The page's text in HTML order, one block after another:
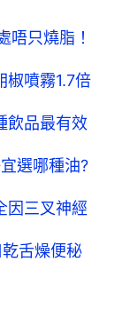
唔只燒脂！
椒噴霧1.7倍
飲品最有效
選哪種油?
因三叉神經
舌燥便秘